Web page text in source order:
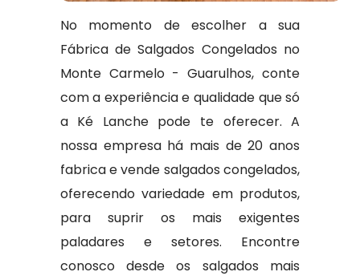
No momento de escolher a sua
Fábrica de Salgados Congelados no
Monte Carmelo - Guarulhos, conte
com a experiência e qualidade que só
a Ké Lanche pode te oferecer. A
nossa empresa há mais de 20 anos
fabrica e vende salgados congelados,
oferecendo variedade em produtos,
para suprir os mais exigentes
paladares e setores. Encontre
conosco desde os salgados mais